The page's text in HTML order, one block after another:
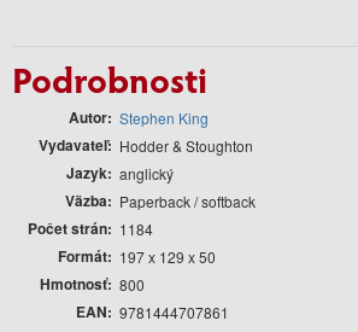
Podrobnosti
Autor Stephen King
Vydavateľ Hodder & Stoughton
Jazyk anglický
Väzba Paperback / softback
Počet strán 1184
Formát 197 x 129 x 50
Hmotnosť 800
EAN 9781444707861